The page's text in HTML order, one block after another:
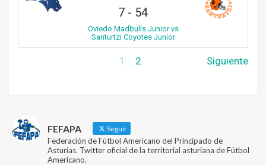
7 - 54
Oviedo Madbulls Junior vs
Santurtzi Coyotes Junior
1 2 Siguiente
FEFAPA Seguir
Federación de Fútbol Americano del Principado de
Asturias. Twitter oficial de la territorial asturiana de Fútbol
Americano.